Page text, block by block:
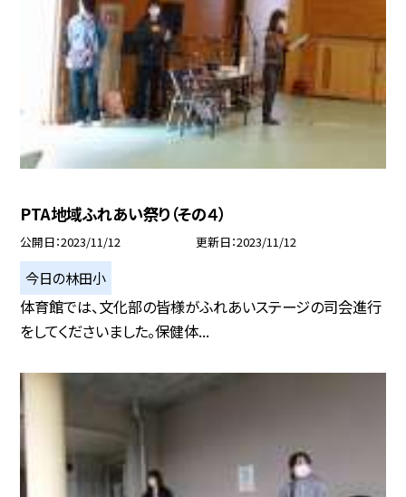
PTA地域ふれあい祭り（その４）
公開日 2023/11/12 更新日 2023/11/12
今日の林田小
体育館では、文化部の皆様がふれあいステージの司会進行
をしてくださいました。保健体...